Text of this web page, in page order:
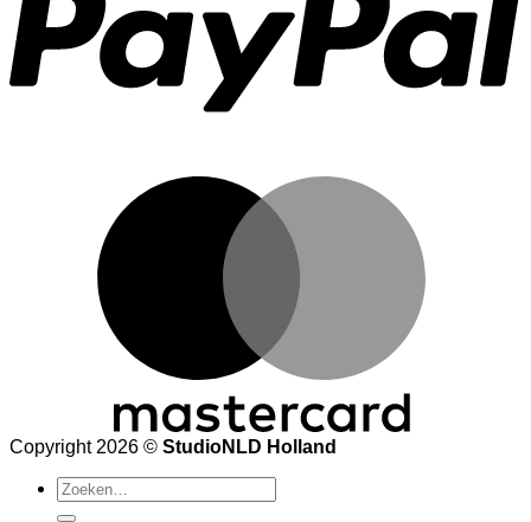
Copyright 2026 © StudioNLD Holland
Zoeken
naar: